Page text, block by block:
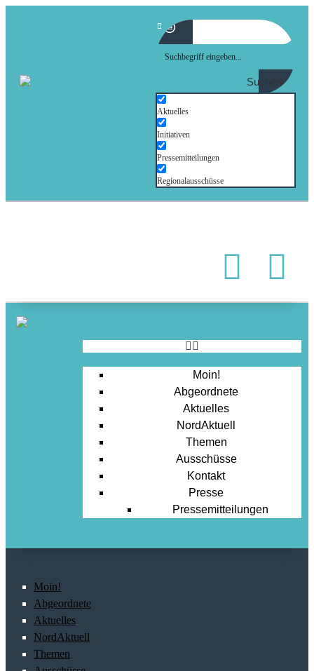
Suchen
Aktuelles
Initiativen
Pressemitteilungen
Regionalausschüsse
Moin!
Abgeordnete
Aktuelles
NordAktuell
Themen
Ausschüsse
Kontakt
Presse
Pressemitteilungen
Moin!
Abgeordnete
Aktuelles
NordAktuell
Themen